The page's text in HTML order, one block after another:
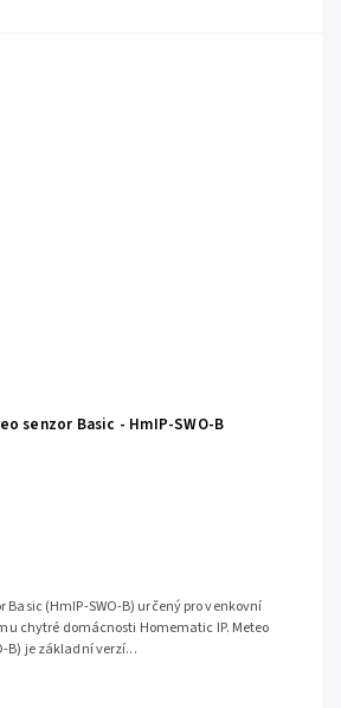
senzor Basic - HmIP-SWO-B
Basic (HmIP-SWO-B) určený pro venkovní
chytré domácnosti Homematic IP. Meteo
B) je základní verzí...